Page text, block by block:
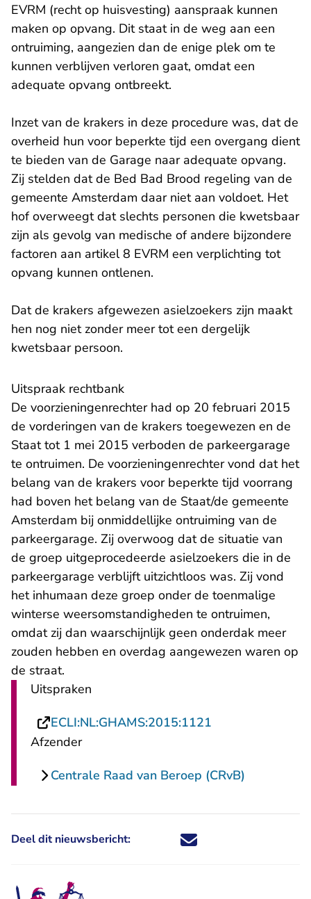
EVRM (recht op huisvesting) aanspraak kunnen
maken op opvang. Dit staat in de weg aan een
ontruiming, aangezien dan de enige plek om te
kunnen verblijven verloren gaat, omdat een
adequate opvang ontbreekt.
Inzet van de krakers in deze procedure was, dat de
overheid hun voor beperkte tijd een overgang dient
te bieden van de Garage naar adequate opvang.
Zij stelden dat de Bed Bad Brood regeling van de
gemeente Amsterdam daar niet aan voldoet. Het
hof overweegt dat slechts personen die kwetsbaar
zijn als gevolg van medische of andere bijzondere
factoren aan artikel 8 EVRM een verplichting tot
opvang kunnen ontlenen.
Dat de krakers afgewezen asielzoekers zijn maakt
hen nog niet zonder meer tot een dergelijk
kwetsbaar persoon.
Uitspraak rechtbank
De voorzieningenrechter had op 20 februari 2015
de vorderingen van de krakers toegewezen en de
Staat tot 1 mei 2015 verboden de parkeergarage
te ontruimen. De voorzieningenrechter vond dat het
belang van de krakers voor beperkte tijd voorrang
had boven het belang van de Staat/de gemeente
Amsterdam bij onmiddellijke ontruiming van de
parkeergarage. Zij overwoog dat de situatie van
de groep uitgeprocedeerde asielzoekers die in de
parkeergarage verblijft uitzichtloos was. Zij vond
het inhumaan deze groep onder de toenmalige
winterse weersomstandigheden te ontruimen,
omdat zij dan waarschijnlijk geen onderdak meer
zouden hebben en overdag aangewezen waren op
de straat.
Uitspraken
ECLI:NL:GHAMS:2015:1121
Afzender
Centrale Raad van Beroep (CRvB)
Deel dit nieuwsbericht: Deel dit nieuwsbericht via X -
Deel dit nieuwsbericht via
Deel dit nieuwsbericht
Deel dit